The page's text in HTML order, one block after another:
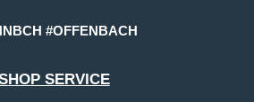
#OFFENBACH
SERVICE